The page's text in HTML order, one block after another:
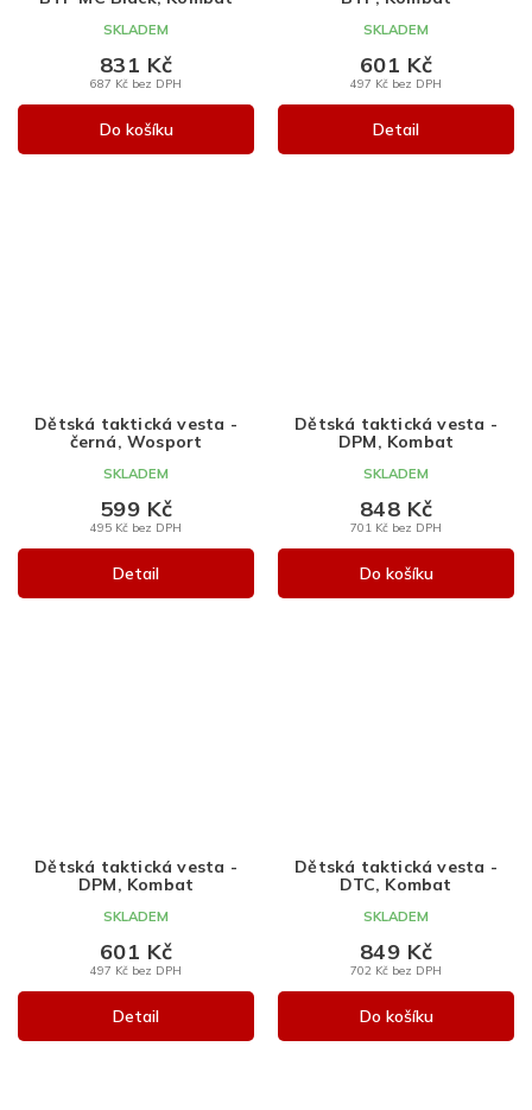
SKLADEM
687 Kč bez DPH
831 Kč
Do košíku
SKLADEM
497 Kč bez DPH
601 Kč
Detail
Dětská taktická vesta -
černá, Wosport
SKLADEM
495 Kč bez DPH
599 Kč
Detail
Dětská taktická vesta -
DPM, Kombat
SKLADEM
701 Kč bez DPH
848 Kč
Do košíku
Dětská taktická vesta -
DPM, Kombat
SKLADEM
497 Kč bez DPH
601 Kč
Detail
Dětská taktická vesta -
DTC, Kombat
SKLADEM
702 Kč bez DPH
849 Kč
Do košíku